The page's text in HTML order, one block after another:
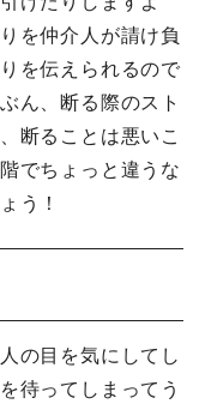
を仲介人が請け負
を伝えられるので
ん、断る際のスト
断ることは悪いこ
でちょっと違うな
う！
の目を気にしてし
待ってしまってう